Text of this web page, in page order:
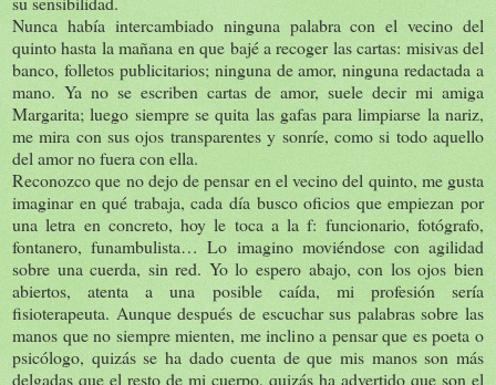
Nunca había intercambiado ninguna palabra con el vecino del
quinto hasta la mañana en que bajé a recoger las cartas: misivas del
banco, folletos publicitarios; ninguna de amor, ninguna redactada a
mano. Ya no se escriben cartas de amor, suele decir mi amiga
Margarita; luego siempre se quita las gafas para limpiarse la nariz,
me mira con sus ojos transparentes y sonríe, como si todo aquello
del amor no fuera con ella.
Reconozco que no dejo de pensar en el vecino del quinto, me gusta
imaginar en qué trabaja, cada día busco oficios que empiezan por
una letra en concreto, hoy le toca a la f: funcionario, fotógrafo,
fontanero, funambulista… Lo imagino moviéndose con agilidad
sobre una cuerda, sin red. Yo lo espero abajo, con los ojos bien
abiertos, atenta a una posible caída, mi profesión sería
fisioterapeuta. Aunque después de escuchar sus palabras sobre las
manos que no siempre mienten, me inclino a pensar que es poeta o
psicólogo, quizás se ha dado cuenta de que mis manos son más
delgadas que el resto de mi cuerpo, quizás ha advertido que son el